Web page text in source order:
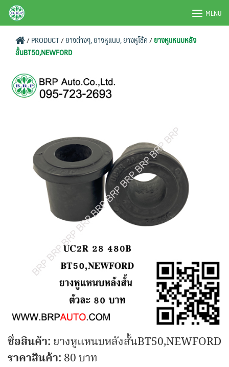
SkipBRPAUTO.COM MENU
/PRODUCT/ยางต่างๆ, ยางหูแนบ, ยางหูโช้ค/ยางหูแหนบหลัง
สั้นBT50,NEWFORD
ชื่อสินค้า: ยางหูแหนบหลังสั้นBT50,NEWFORD
ราคาสินค้า: 80 บาท